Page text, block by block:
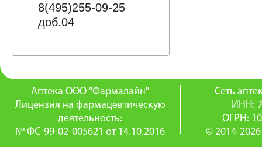
8(495)255-09-25
доб.04
Аптека ООО "Фармалайн"
Лицензия на фармацевтическую
деятельность:
№ ФС-99-02-005621 от 14.10.2016
Сеть
ИНН:
ОГРН:
© 2014-